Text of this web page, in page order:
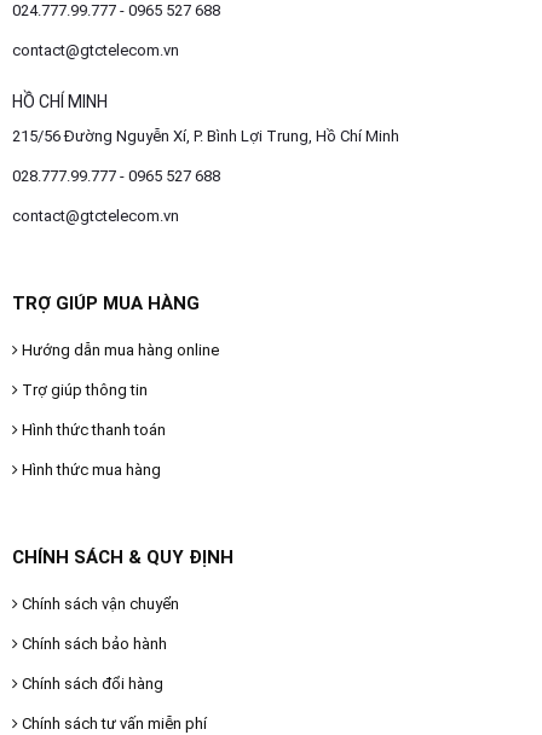
024.777.99.777 - 0965 527 688
contact@gtctelecom.vn
HỒ CHÍ MINH
215/56 Đường Nguyễn Xí, P. Bình Lợi Trung, Hồ Chí Minh
028.777.99.777 - 0965 527 688
contact@gtctelecom.vn
TRỢ GIÚP MUA HÀNG
Hướng dẫn mua hàng online
Trợ giúp thông tin
Hình thức thanh toán
Hình thức mua hàng
CHÍNH SÁCH & QUY ĐỊNH
Chính sách vận chuyển
Chính sách bảo hành
Chính sách đổi hàng
Chính sách tư vấn miễn phí